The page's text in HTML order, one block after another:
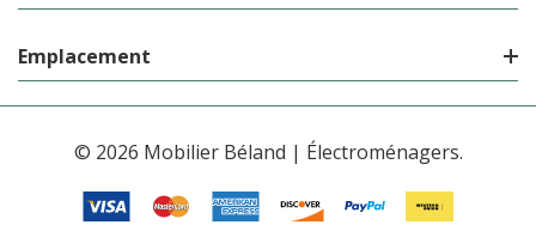
Emplacement
© 2026 Mobilier Béland | Électroménagers.